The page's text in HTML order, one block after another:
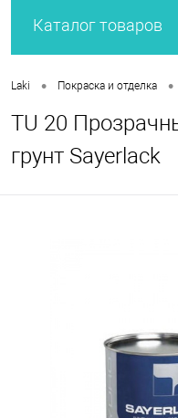
Каталог товаров
Laki • Покраска и отделка •
TU 20
грунт Sayerlack